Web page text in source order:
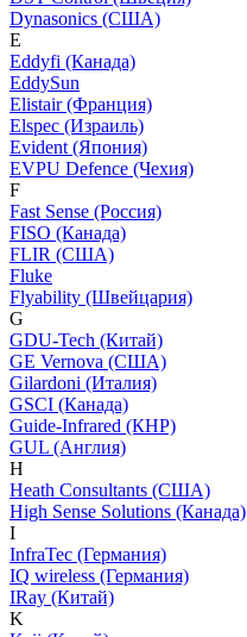
Dynasonics (США)
E
Eddyfi (Канада)
EddySun
Elistair (Франция)
Elspec (Израиль)
Evident (Япония)
EVPU Defence (Чехия)
F
Fast Sense (Россия)
FISO (Канада)
FLIR (США)
Fluke
Flyability (Швейцария)
G
GDU-Tech (Китай)
GE Vernova (США)
Gilardoni (Италия)
GSCI (Канада)
Guide-Infrared (КНР)
GUL (Англия)
H
Heath Consultants (США)
High Sense Solutions (Канада)
I
InfraTec (Германия)
IQ wireless (Германия)
IRay (Китай)
K